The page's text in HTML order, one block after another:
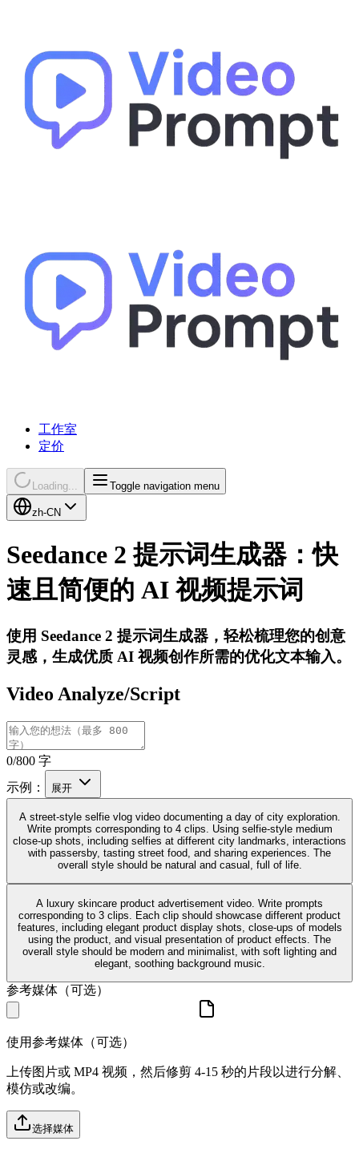
工作室
定价
Loading... Toggle navigation menu
zh-CN
Seedance 2 提示词生成器：快
速且简便的 AI 视频提示词
使用 Seedance 2 提示词生成器，轻松梳理您的创意
灵感，生成优质 AI 视频创作所需的优化文本输入。
Video Analyze/Script
0/800 字
示例：
展开
A street-style selfie vlog video documenting a day of city exploration.
Write prompts corresponding to 4 clips. Using selfie-style medium
close-up shots, including selfies at different city landmarks, interactions
with passersby, tasting street food, and sharing experiences. The
overall style should be natural and casual, full of life.
A luxury skincare product advertisement video. Write prompts
corresponding to 3 clips. Each clip should showcase different product
features, including elegant product display shots, close-ups of models
using the product, and visual presentation of product effects. The
overall style should be modern and minimalist, with soft lighting and
elegant, soothing background music.
参考媒体（可选）
使用参考媒体（可选）
上传图片或 MP4 视频，然后修剪 4-15 秒的片段以进行分解、
模仿或改编。
选择媒体